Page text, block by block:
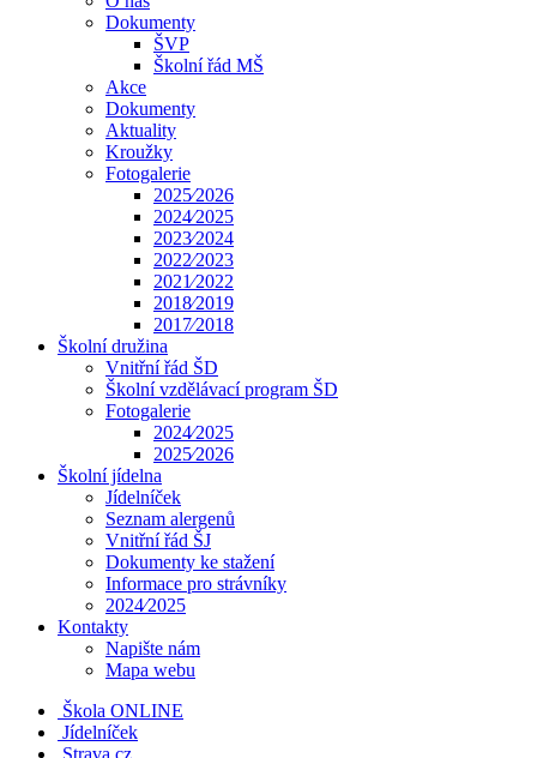
Dokumenty
ŠVP
Školní řád MŠ
Akce
Dokumenty
Aktuality
Kroužky
Fotogalerie
2025⁄2026
2024⁄2025
2023⁄2024
2022⁄2023
2021⁄2022
2018⁄2019
2017⁄2018
Školní družina
Vnitřní řád ŠD
Školní vzdělávací program ŠD
Fotogalerie
2024⁄2025
2025⁄2026
Školní jídelna
Jídelníček
Seznam alergenů
Vnitřní řád ŠJ
Dokumenty ke stažení
Informace pro strávníky
2024⁄2025
Kontakty
Napište nám
Mapa webu
Škola ONLINE
Jídelníček
Strava.cz